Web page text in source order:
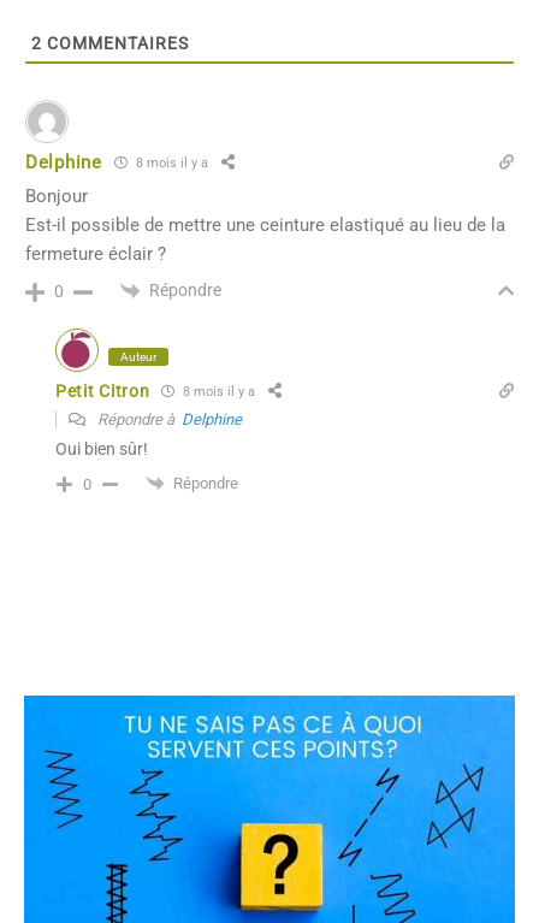
2 COMMENTAIRES
Delphine 8 mois il y a
Bonjour
Est-il possible de mettre une ceinture elastiqué au lieu de la
fermeture éclair ?
0 Répondre
Auteur
Petit Citron 8 mois il y a
Répondre à Delphine
Oui bien sûr!
0 Répondre